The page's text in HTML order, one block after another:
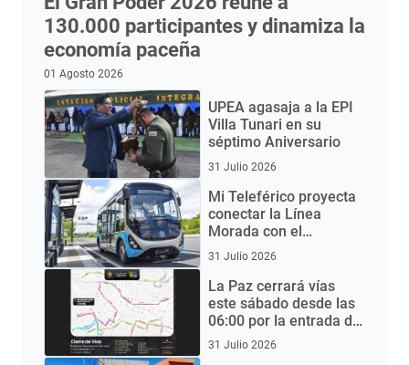
130.000 participantes y dinamiza la
economía paceña
01 Agosto 2026
UPEA agasaja a la EPI
Villa Tunari en su
séptimo Aniversario
31 Julio 2026
Mi Teleférico proyecta
conectar la Línea
Morada con el
Aeropuerto de El Alto
mediante buses
eléctricos
31 Julio 2026
La Paz cerrará vías
este sábado desde las
06:00 por la entrada del
Gran Poder 2026
31 Julio 2026